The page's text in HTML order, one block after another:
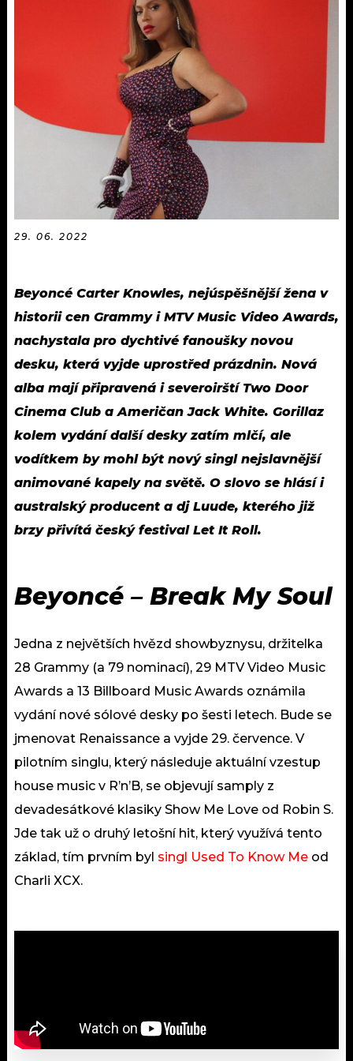
TRENDY
OSTATNÍ
29. 06. 2022
Beyoncé Carter Knowles, nejúspěšnější žena v
historii cen Grammy i MTV Music Video Awards,
nachystala pro dychtivé fanoušky novou
desku, která vyjde uprostřed prázdnin. Nová
alba mají připravená i severoirští Two Door
Cinema Club a Američan Jack White. Gorillaz
kolem vydání další desky zatím mlčí, ale
vodítkem by mohl být nový singl nejslavnější
animované kapely na světě. O slovo se hlásí i
australský producent a dj Luude, kterého již
brzy přivítá český festival Let It Roll.
Beyoncé – Break My Soul
Jedna z největších hvězd showbyznysu, držitelka
28 Grammy (a 79 nominací), 29 MTV Video Music
Awards a 13 Billboard Music Awards oznámila
vydání nové sólové desky po šesti letech. Bude se
jmenovat Renaissance a vyjde 29. července. V
pilotním singlu, který následuje aktuální vzestup
house music v R’n’B, se objevují samply z
devadesátkové klasiky Show Me Love od Robin S.
Jde tak už o druhý letošní hit, který využívá tento
základ, tím prvním byl singl Used To Know Me od
Charli XCX.